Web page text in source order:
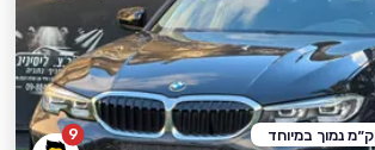
9 ק״מ נמוך במיוחד